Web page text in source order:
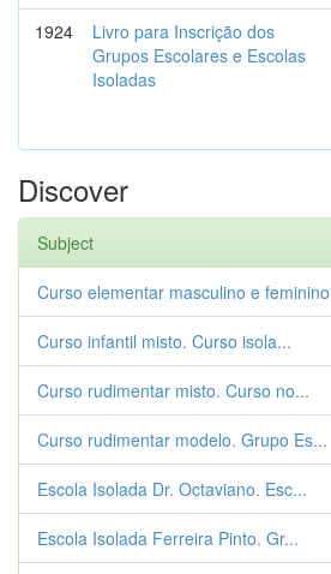
1924
Livro para Inscrição dos
Grupos Escolares e Escolas
Isoladas
Discover
Subject
Curso elementar masculino e feminino
Curso infantil misto. Curso isola...
Curso rudimentar misto. Curso no...
Curso rudimentar modelo. Grupo Es...
Escola Isolada Dr. Octaviano. Esc...
Escola Isolada Ferreira Pinto. Gr...